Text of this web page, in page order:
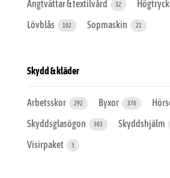
Ångtvättar & textilvård 32
Lövblås 102 Sopmaskin 21
Skydd & kläder
Arbetsskor 292 Byxor 370
Skyddsglasögon 303 Skyddshjälm
Visirpaket 3